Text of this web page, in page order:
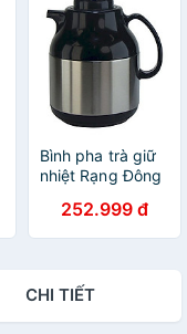
Bình pha trà giữ
nhiệt Rạng Đông
trà 1 lít
252.999 đ
CHI TIẾT